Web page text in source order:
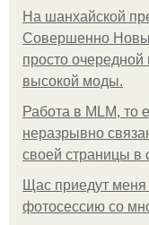
На шанхайской
Совершенно
просто
высокой моды.
Работа в MLM, то
неразрывно
своей страницы в
Щас приедут меня
фотосессию со